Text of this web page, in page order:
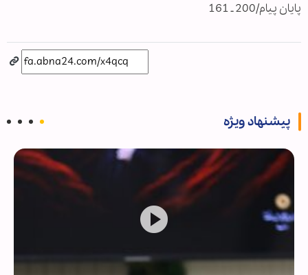
پایان پیام/200 ـ 161
پیشنهاد ویژه